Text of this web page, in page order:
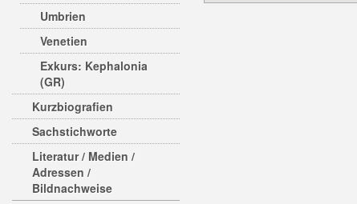
Umbrien
Venetien
Exkurs: Kephalonia
(GR)
Kurzbiografien
Sachstichworte
Literatur / Medien /
Adressen /
Bildnachweise